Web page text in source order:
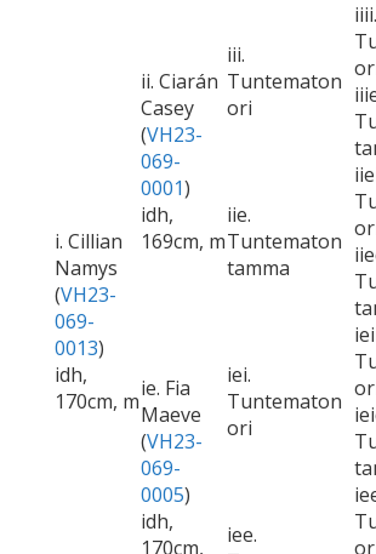
i. Cillian
Namys
(VH23-
069-
0013)
idh,
170cm, m
ii. Ciarán
Casey
(VH23-
069-
0001)
idh,
169cm, m
iii.
Tuntematon
ori
iiii.
iie.
Tuntematon
tamma
ie. Fia
Maeve
(VH23-
069-
0005)
idh,
170cm,
iei.
Tuntematon
ori
iee.